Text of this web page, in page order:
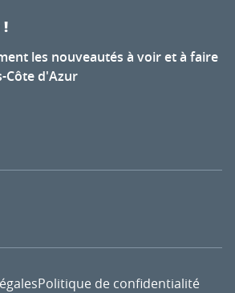
!
les nouveautés à voir et à faire
Côte d'Azur
Politique de confidentialité